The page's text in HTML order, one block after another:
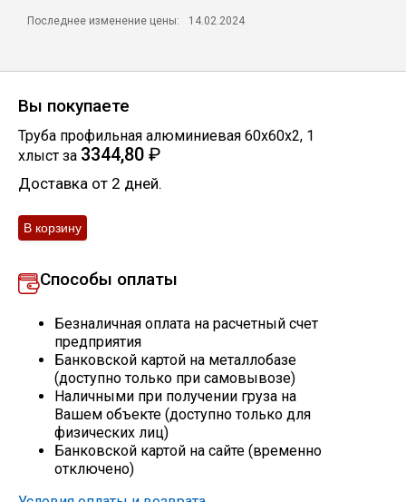
Проволока
Остальное
Алюминиевый прокат
Последнее изменение цены: 14.02.2024
Вы покупаете
Труба профильная алюминиевая 60х60х2, 1
хлыст за 3344,80 ₽
Доставка от 2 дней.
Способы оплаты
Безналичная оплата на расчетный счет
предприятия
Банковской картой на металлобазе
(доступно только при самовывозе)
Наличными при получении груза на
Вашем объекте (доступно только для
физических лиц)
Банковской картой на сайте (временно
отключено)